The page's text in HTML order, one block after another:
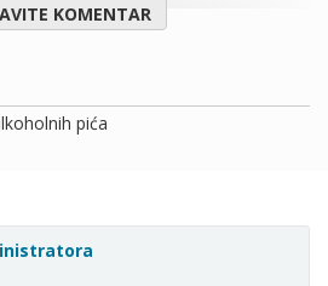
KOMENTAR
pića